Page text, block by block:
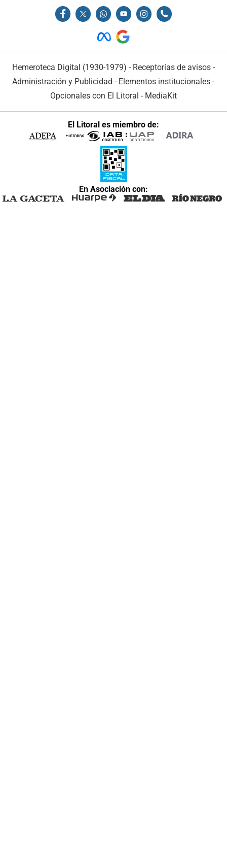
Hemeroteca Digital (1930-1979) - Receptorías de avisos -
Administración y Publicidad - Elementos institucionales -
Opcionales con El Litoral - MediaKit
El Litoral es miembro de:
En Asociación con: